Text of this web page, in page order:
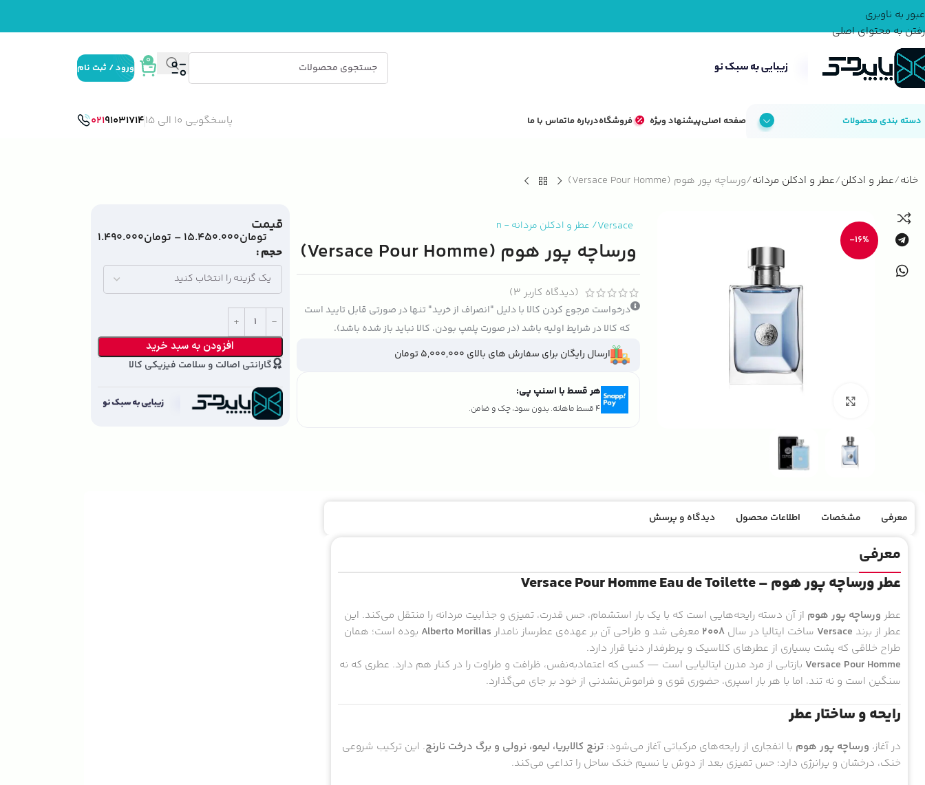
عبور به ناوبری
رفتن به محتوای اصلی
0
ورود / ثبت نام
دسته بندی محصولات صفحه اصلیپیشنهاد ویژه فروشگاهدرباره ماتماس با ما پاسخگویی 10 الی 15 02191031714
خانه عطر و ادکلن عطر و ادکلن مردانه ورساچه پور هوم (Versace Pour Homme)
-16%
Versace
/ عطر و ادکلن مردانه-
n
ورساچه پور هوم (Versace Pour Homme)
(دیدگاه کاربر 3
)
درخواست مرجوع کردن کالا با دلیل "انصراف از خرید" تنها در صورتی قابل تایید است
که کالا در شرایط اولیه باشد (در صورت پلمپ بودن، کالا نباید باز شده باشد).
ارسال رایگان برای سفارش های بالای 5,000,000 تومان
هر قسط با اسنپ پی:
4 قسط ماهانه. بدون سود، چک و ضامن.
قیمت
تومان۱۵.۴۵۰.۰۰۰ – تومان۱.۴۹۰.۰۰۰
حجم
افزودن به سبد خرید
گارانتی اصالت و سلامت فیزیکی کالا
معرفی مشخصات اطلاعات محصول دیدگاه و پرسش
معرفی
عطر ورساچه پور هوم – Versace Pour Homme Eau de Toilette
عطر ورساچه پور هوم از آن دسته رایحه‌هایی است که با یک بار استشمام، حس قدرت، تمیزی و جذابیت مردانه را منتقل می‌کند. این
عطر از برند Versace ساخت ایتالیا در سال ۲۰۰۸ معرفی شد و طراحی آن بر عهده‌ی عطرساز نامدار Alberto Morillas بوده است؛ همان
طراح خلاقی که پشت بسیاری از عطرهای کلاسیک و پرطرفدار دنیا قرار دارد.
Versace Pour Homme بازتابی از مرد مدرن ایتالیایی است — کسی که اعتماد‌به‌نفس، ظرافت و طراوت را در کنار هم دارد. عطری که نه
سنگین است و نه تند، اما با هر بار اسپری، حضوری قوی و فراموش‌نشدنی از خود بر جای می‌گذارد.
رایحه و ساختار عطر
در آغاز، ورساچه پور هوم با انفجاری از رایحه‌های مرکباتی آغاز می‌شود: ترنج کالابریا، لیمو، نرولی و برگ درخت نارنج. این ترکیب شروعی
خنک، درخشان و پرانرژی دارد؛ حس تمیزی بعد از دوش یا نسیم خنک ساحل را تداعی می‌کند.